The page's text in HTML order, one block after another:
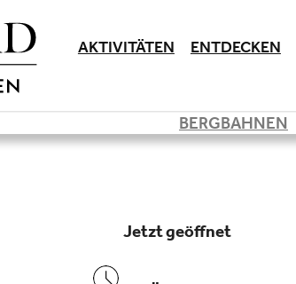
AKTIVITÄTEN ENTDECKEN
BERGBAHNEN
jetzt geöffnet